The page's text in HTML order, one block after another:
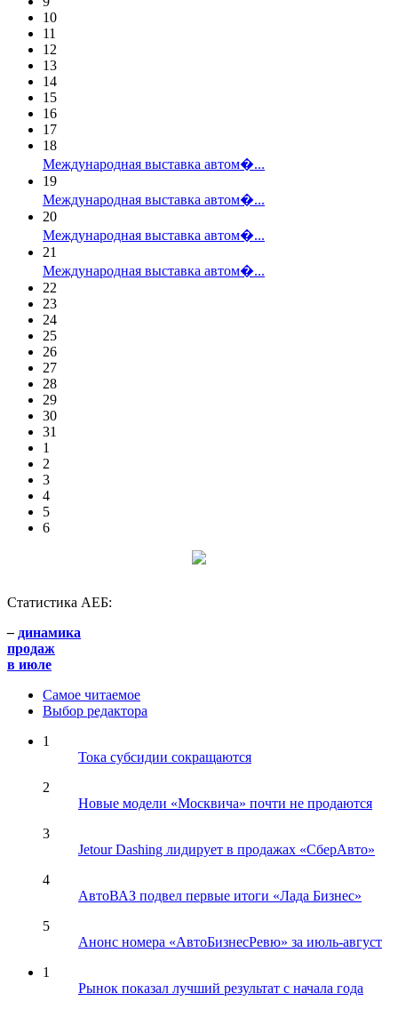
10
11
12
13
14
15
16
17
18
Международная выставка автом�...
19
Международная выставка автом�...
20
Международная выставка автом�...
21
Международная выставка автом�...
22
23
24
25
26
27
28
29
30
31
1
2
3
4
5
6
Статистика АЕБ:
– динамика
продаж
в июле
Самое читаемое
Выбор редактора
1
Тока субсидии сокращаются
2
Новые модели «Москвича» почти не продаются
3
Jetour Dashing лидирует в продажах «СберАвто»
4
АвтоВАЗ подвел первые итоги «Лада Бизнес»
5
Анонс номера «АвтоБизнесРевю» за июль-август
1
Рынок показал лучший результат с начала года